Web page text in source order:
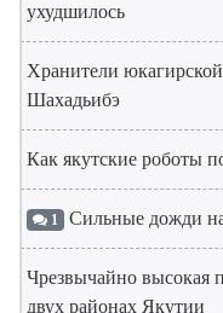
ухудшилось
Хранители
Шахадьибэ
Как якутские роботы
1 Сильные дожди
Чрезвычайно высокая
двух районах Якутии